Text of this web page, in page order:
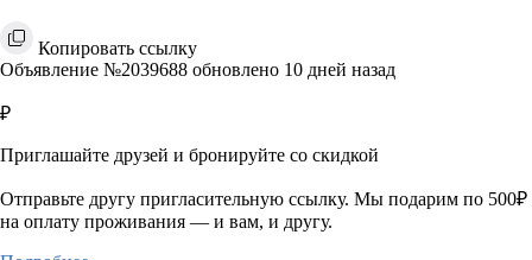
Копировать ссылку
Объявление №2039688 обновлено 10 дней назад
₽
Приглашайте друзей и бронируйте со скидкой
Отправьте другу пригласительную ссылку. Мы подарим по 500₽
на оплату проживания — и вам, и другу.